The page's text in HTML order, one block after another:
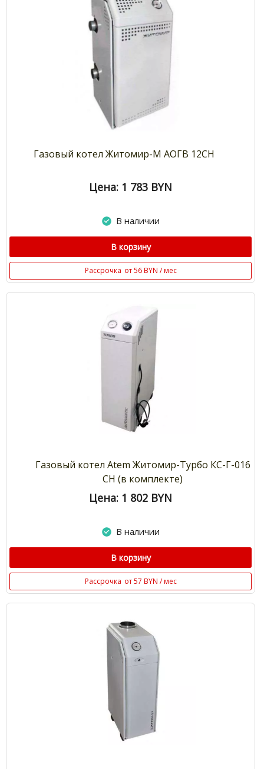
Газовый котел Житомир-М АОГВ 12СН
Цена: 1 783 BYN
В наличии
В корзину
Рассрочка от 56 BYN / мес
Газовый котел Atem Житомир-Турбо КС-Г-016
СН (в комплекте)
Цена: 1 802 BYN
В наличии
В корзину
Рассрочка от 57 BYN / мес